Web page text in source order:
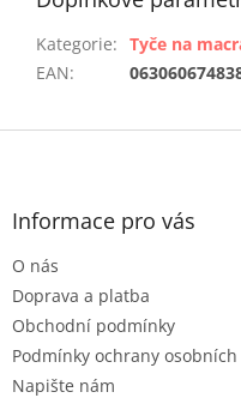
Kategorie: Tyče na
EAN:
Z
Informace pro vás
O nás
Doprava a platba
Obchodní podmínky
Podmínky ochrany
Napište nám